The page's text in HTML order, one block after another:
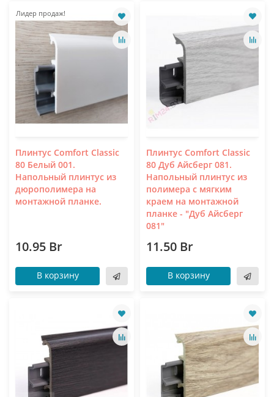
Лидер продаж!
Плинтус Comfort Classic
80 Белый 001.
Напольный плинтус из
дюрополимера на
монтажной планке.
10.95 Br
В корзину
Плинтус Comfort Classic
80 Дуб Айсберг 081.
Напольный плинтус из
полимера с мягким
краем на монтажной
планке - "Дуб Айсберг
081"
11.50 Br
В корзину